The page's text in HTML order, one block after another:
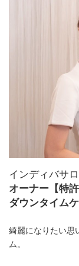
インディバサ
オーナー【特許
ダウンタイム
綺麗になりたい思
ム。